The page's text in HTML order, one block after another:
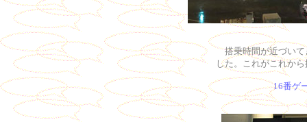
搭乗時間が近づいて
した。これがこれか
16番ゲ